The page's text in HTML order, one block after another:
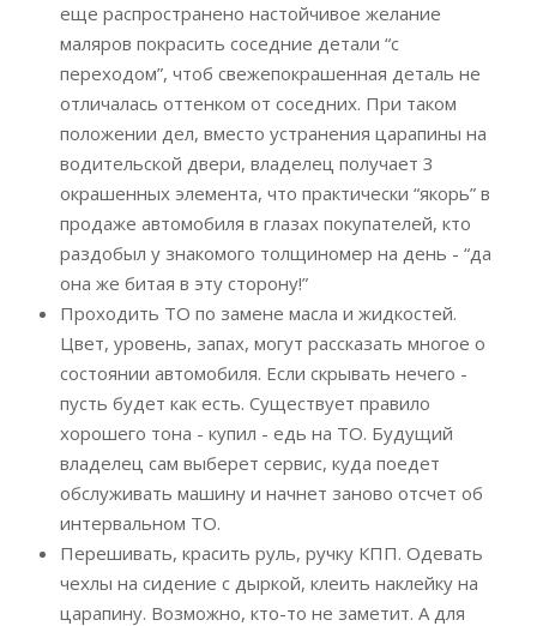
еще распространено настойчивое желание
маляров покрасить соседние детали “с
переходом”, чтоб свежепокрашенная деталь не
отличалась оттенком от соседних. При таком
положении дел, вместо устранения царапины на
водительской двери, владелец получает 3
окрашенных элемента, что практически “якорь” в
продаже автомобиля в глазах покупателей, кто
раздобыл у знакомого толщиномер на день - “да
она же битая в эту сторону!”
Проходить ТО по замене масла и жидкостей.
Цвет, уровень, запах, могут рассказать многое о
состоянии автомобиля. Если скрывать нечего -
пусть будет как есть. Существует правило
хорошего тона - купил - едь на ТО. Будущий
владелец сам выберет сервис, куда поедет
обслуживать машину и начнет заново отсчет об
интервальном ТО.
Перешивать, красить руль, ручку КПП. Одевать
чехлы на сидение с дыркой, клеить наклейку на
царапину. Возможно, кто-то не заметит. А для